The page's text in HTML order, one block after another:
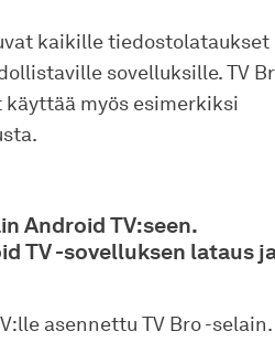
kaikille tiedostolataukset
sovelluksille. TV
käyttää myös esimerkiksi
Android TV:seen.
TV -sovelluksen lataus
asennettu TV Bro -selain.